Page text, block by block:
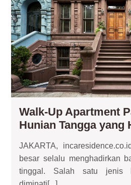
Walk-Up Apartment
Hunian Tangga yang
JAKARTA,
besar selalu menghadirkan
tinggal. Salah satu jenis